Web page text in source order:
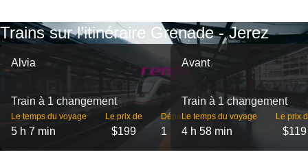
Trains sur l’itinéraire Grenade - Jerez
Alvia
Train à 1 changement
Le temps du voyage
5 h 7 min
Le prix de
$199
Départs
1
Avant
Train à 1 changement
Le temps du voyage
4 h 58 min
Le prix
$119